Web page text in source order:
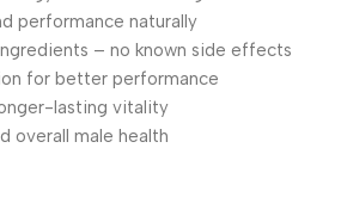
performance naturally
– no known side effects
for better performance
lasting vitality
overall male health